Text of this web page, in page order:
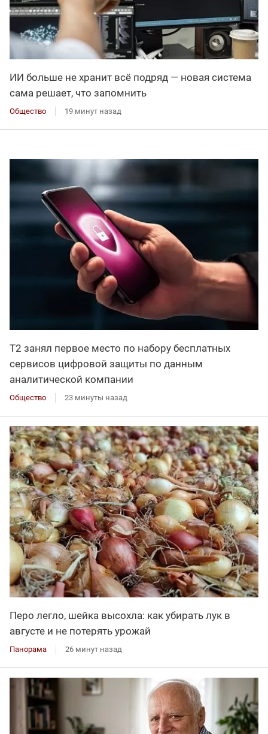
ИИ больше не хранит всё подряд — новая система
сама решает, что запомнить
Общество 19 минут назад
Т2 занял первое место по набору бесплатных
сервисов цифровой защиты по данным
аналитической компании
Общество 23 минуты назад
Перо легло, шейка высохла: как убирать лук в
августе и не потерять урожай
Панорама 26 минут назад